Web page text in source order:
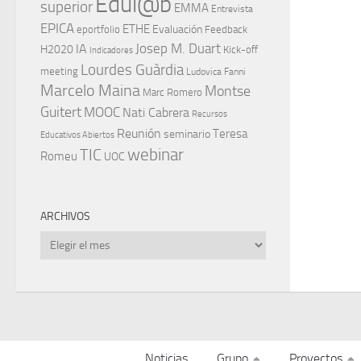
superior
EMMA Entrevista
EPICA eportfolio ETHE Evaluación Feedback
H2020 IA Indicadores Josep M. Duart Kick-off
meeting Lourdes Guàrdia Ludovica Fanni
Marcelo Maina Marc Romero Montse
Guitert MOOC Nati Cabrera Recursos
Educativos Abiertos Reunión seminarioTeresa
Romeu TIC UOC webinar
ARCHIVOS
Archivos